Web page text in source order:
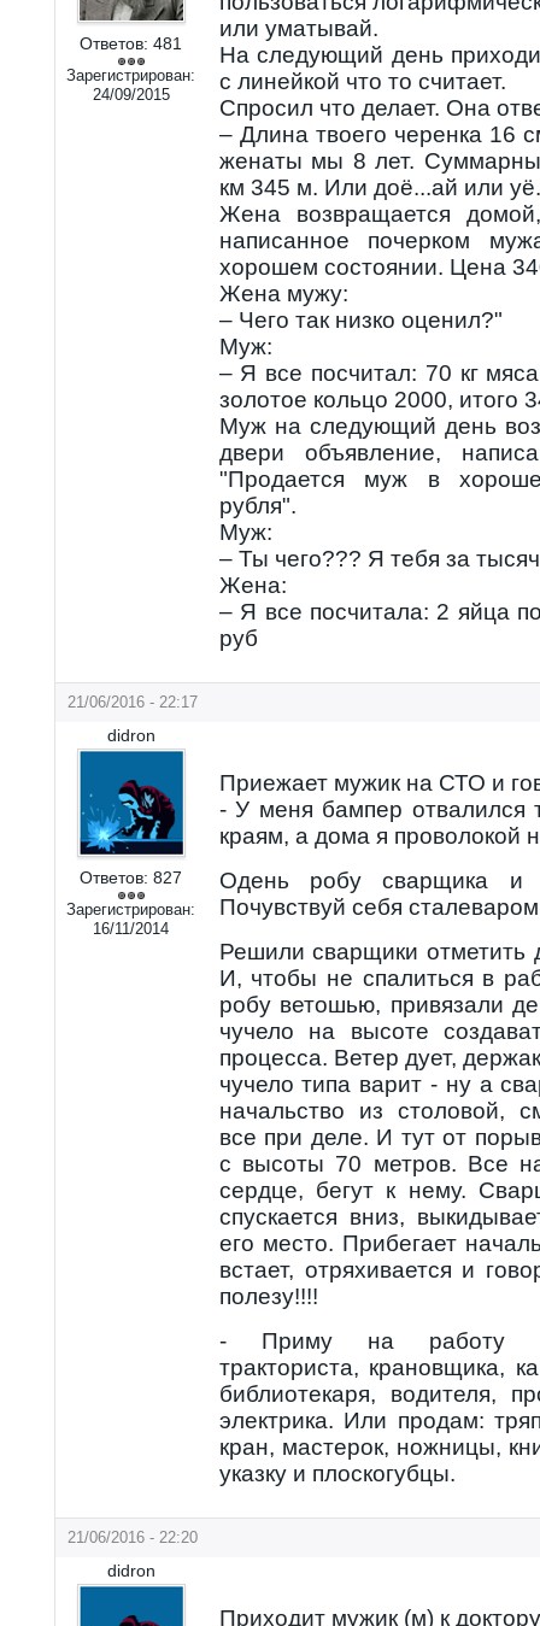
Ответов: 481
Зарегистрирован:
24/09/2015
или уматывай.
На следующий день
с линейкой что то считает.
Спросил что делает. Она
– Длина твоего черенка 16
женаты мы 8 лет.
км 345 м. Или доё...ай или
Жена возвращается
написанное почерком
хорошем состоянии. Цена
Жена мужу:
– Чего так низко оценил?"
Муж:
– Я все посчитал: 70 кг
золотое кольцо 2000, итого
Муж на следующий день
двери объявление,
"Продается муж в
рубля".
Муж:
– Ты чего??? Я тебя за
Жена:
– Я все посчитала: 2 яйца
руб
21/06/2016 - 22:17
didron
Ответов: 827
Зарегистрирован:
16/11/2014
Приежает мужик на СТО и
- У меня бампер отвалился
краям, а дома я проволокой
Одень робу сварщика и
Почувствуй себя
Решили сварщики отметить
И, чтобы не спалиться в
робу ветошью, привязали
чучело на высоте
процесса. Ветер дует,
чучело типа варит - ну а
начальство из столовой,
все при деле. И тут от
с высоты 70 метров. Все
сердце, бегут к нему.
спускается вниз,
его место. Прибегает
встает, отряхивается и
полезу!!!!
- Приму на работу
тракториста, крановщика,
библиотекаря, водителя,
электрика. Или продам:
кран, мастерок, ножницы,
указку и плоскогубцы.
21/06/2016 - 22:20
didron
Приходит мужик (м) к